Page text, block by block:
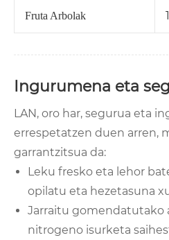
Fruta Arbolak
Ingurumena eta
LAN, oro har, segurua eta
errespetatzen duen arren,
garrantzitsua da:
Leku fresko eta lehor
opilatu eta hezetasuna
Jarraitu gomendatutako
nitrogeno isurketa